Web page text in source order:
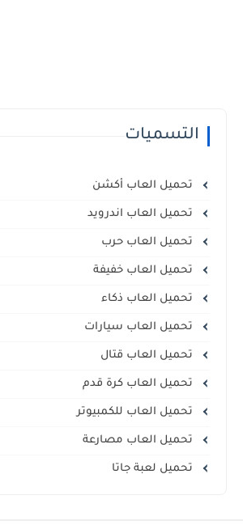
التسميات
تحميل العاب أكشن
تحميل العاب اندرويد
تحميل العاب حرب
تحميل العاب خفيفة
تحميل العاب ذكاء
تحميل العاب سيارات
تحميل العاب قتال
تحميل العاب كرة قدم
تحميل العاب للكمبيوتر
تحميل العاب مصارعة
تحميل لعبة جاتا